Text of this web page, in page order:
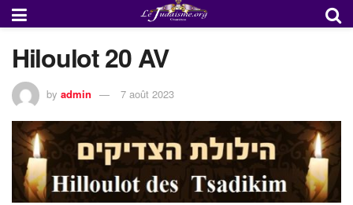
Hiloulot 20 AV
by admin 7 août 2023